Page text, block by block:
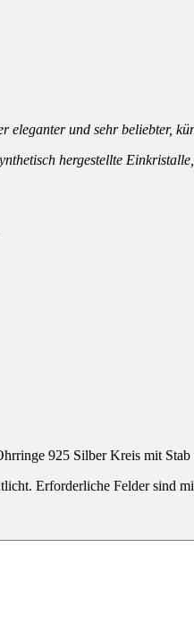
und sehr beliebter,
hergestellte
925 Silber Kreis mit
Erforderliche Felder sind